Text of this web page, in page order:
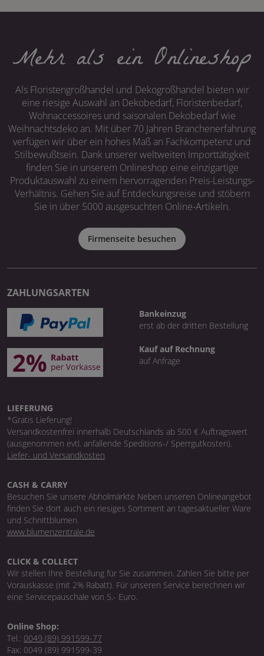
Mehr als ein Onlineshop
Als Floristengroßhandel und Dekogroßhandel bieten wir
eine riesige Auswahl an Dekobedarf, Floristenbedarf,
Wohnaccessoires und saisonalen Dekobedarf wie
Weihnachtsdeko an. Mit über 70 Jahren Branchenerfahrung
verfügen wir über ein hohes Maß an Fachkompetenz und
Stilbewußtsein. Dank unserer weltweiten Importtätigkeit
finden Sie in unserem Onlineshop eine einzigartige
Produktauswahl zu einem hervorragenden Preis-Leistungs-
Verhältnis. Gehen Sie auf Entdeckungsreise und stöbern
Sie in über 5000 ausgesuchten Online-Artikeln.
Firmenseite besuchen
ZAHLUNGSARTEN
Bankeinzug
erst ab der dritten Bestellung
Kauf auf Rechnung
auf Anfrage
LIEFERUNG
*Gratis Lieferung!
Versandkostenfrei innerhalb Deutschlands ab 500 € Auftragswert
(ausgenommen evtl. anfallende Speditions-/ Sperrgutkosten).
Liefer- und Versandkosten
CASH & CARRY
Besuchen Sie unsere Abholmärkte Neben unseren Onlineangebot
finden Sie dort auch ein riesiges Sortiment an tagesaktueller Ware
und Schnittblumen.
www.blumenzentrale.de
CLICK & COLLECT
Wir stellen Ihre Bestellung für Sie zusammen. Zahlen Sie bitte per
Vorauskasse (mit 2% Rabatt). Für unseren Service berechnen wir
eine Servicepauschale von 5,- Euro.
Online Shop:
Tel.: 0049 (89) 991599-77
Fax: 0049 (89) 991599-39